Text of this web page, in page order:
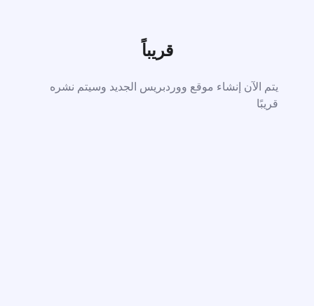
قريباً
يتم الآن إنشاء موقع ووردبريس الجديد وسيتم نشره
قريبًا